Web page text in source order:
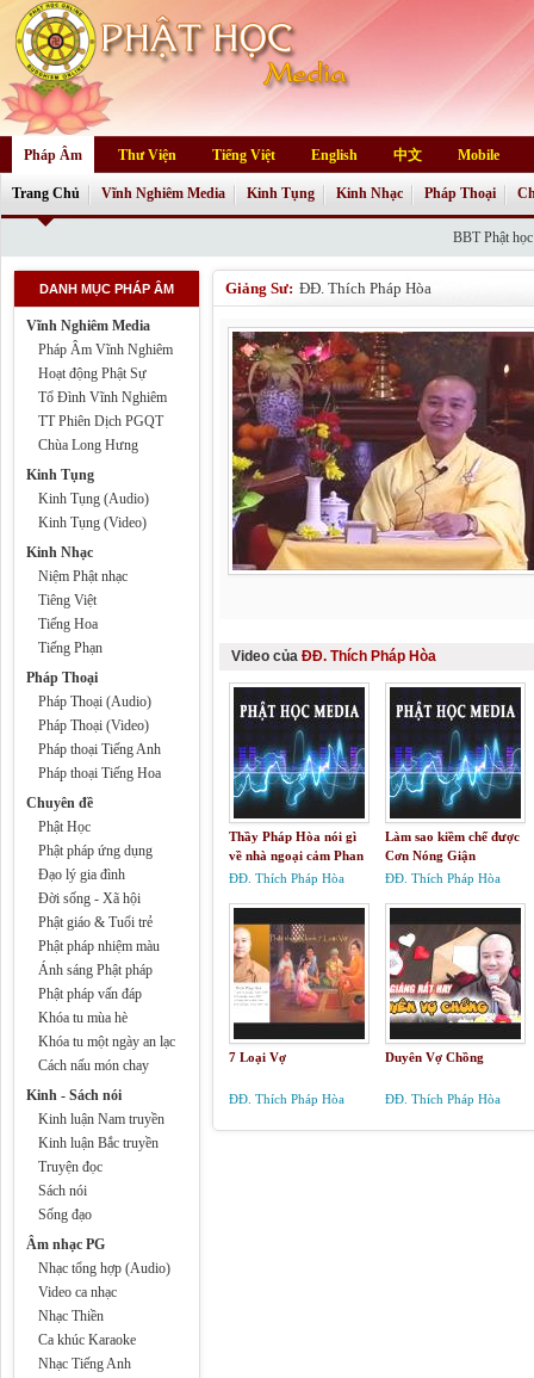
Pháp Âm Thư Viện Tiếng Việt English 中文 Mobile
Trang Chủ
BBT Phật học
Vĩnh Nghiêm Media Kinh Tụng Kinh Nhạc Pháp Thoại
DANH MỤC PHÁP ÂM
Vĩnh Nghiêm Media
Pháp Âm Vĩnh Nghiêm
Hoạt động Phật Sự
Tổ Đình Vĩnh Nghiêm
TT Phiên Dịch PGQT
Chùa Long Hưng
Kinh Tụng
Kinh Tụng (Audio)
Kinh Tụng (Video)
Kinh Nhạc
Niệm Phật nhạc
Tiêng Việt
Tiếng Hoa
Tiếng Phạn
Pháp Thoại
Pháp Thoại (Audio)
Pháp Thoại (Video)
Pháp thoại Tiếng Anh
Pháp thoại Tiếng Hoa
Chuyên đề
Phật Học
Phật pháp ứng dụng
Đạo lý gia đình
Đời sống - Xã hội
Phật giáo & Tuổi trẻ
Phật pháp nhiệm màu
Ánh sáng Phật pháp
Phật pháp vấn đáp
Khóa tu mùa hè
Khóa tu một ngày an lạc
Cách nấu món chay
Kinh - Sách nói
Kinh luận Nam truyền
Kinh luận Bắc truyền
Truyện đọc
Sách nói
Sống đạo
Âm nhạc PG
Nhạc tổng hợp (Audio)
Video ca nhạc
Nhạc Thiền
Ca khúc Karaoke
Nhạc Tiếng Anh
Giảng Sư: ĐĐ. Thích Pháp Hòa
Video của ĐĐ. Thích Pháp Hòa
Thầy Pháp Hòa nói gì
về nhà ngoại cảm Phan
Thị Bích Hằng
ĐĐ. Thích Pháp Hòa
Làm sao kiềm chế được
Cơn Nóng Giận
ĐĐ. Thích Pháp Hòa
7 Loại Vợ
ĐĐ. Thích Pháp Hòa
Duyên Vợ Chồng
ĐĐ. Thích Pháp Hòa